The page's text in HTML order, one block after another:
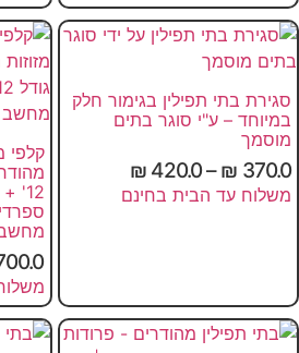
סגירת בתי תפילין בגימור חלק
במיוחד – ע"י סוגר בתים
מוסמך
370.0
₪
–
420.0
₪
משלוח עד הבית בחינם
קלפי